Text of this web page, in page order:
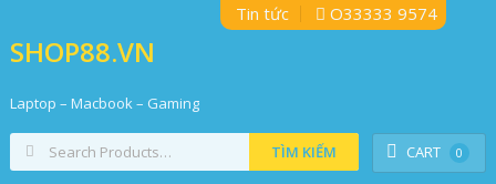
Tin tức O33333 9574
SHOP88.VN
Laptop – Macbook – Gaming
CART 0
TÌM KIẾM